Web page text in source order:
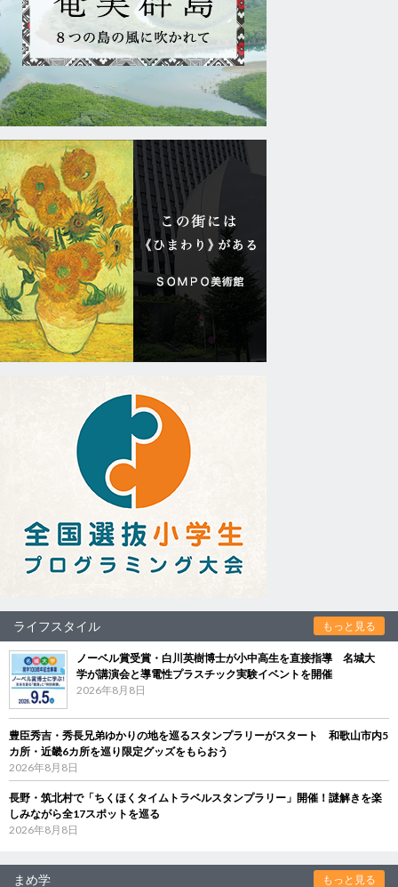
ライフスタイル もっと見る
ノーベル賞受賞・白川英樹博士が小中高生を直接指導 名城大
学が講演会と導電性プラスチック実験イベントを開催
2026年8月8日
豊臣秀吉・秀長兄弟ゆかりの地を巡るスタンプラリーがスタート 和歌山市内5
カ所・近畿6カ所を巡り限定グッズをもらおう
2026年8月8日
長野・筑北村で「ちくほくタイムトラベルスタンプラリー」開催！謎解きを楽
しみながら全17スポットを巡る
2026年8月8日
まめ学 もっと見る